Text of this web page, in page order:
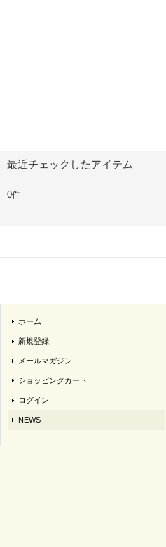
最近チェックしたアイテム
0件
ホーム
新規登録
メールマガジン
ショッピングカート
ログイン
NEWS